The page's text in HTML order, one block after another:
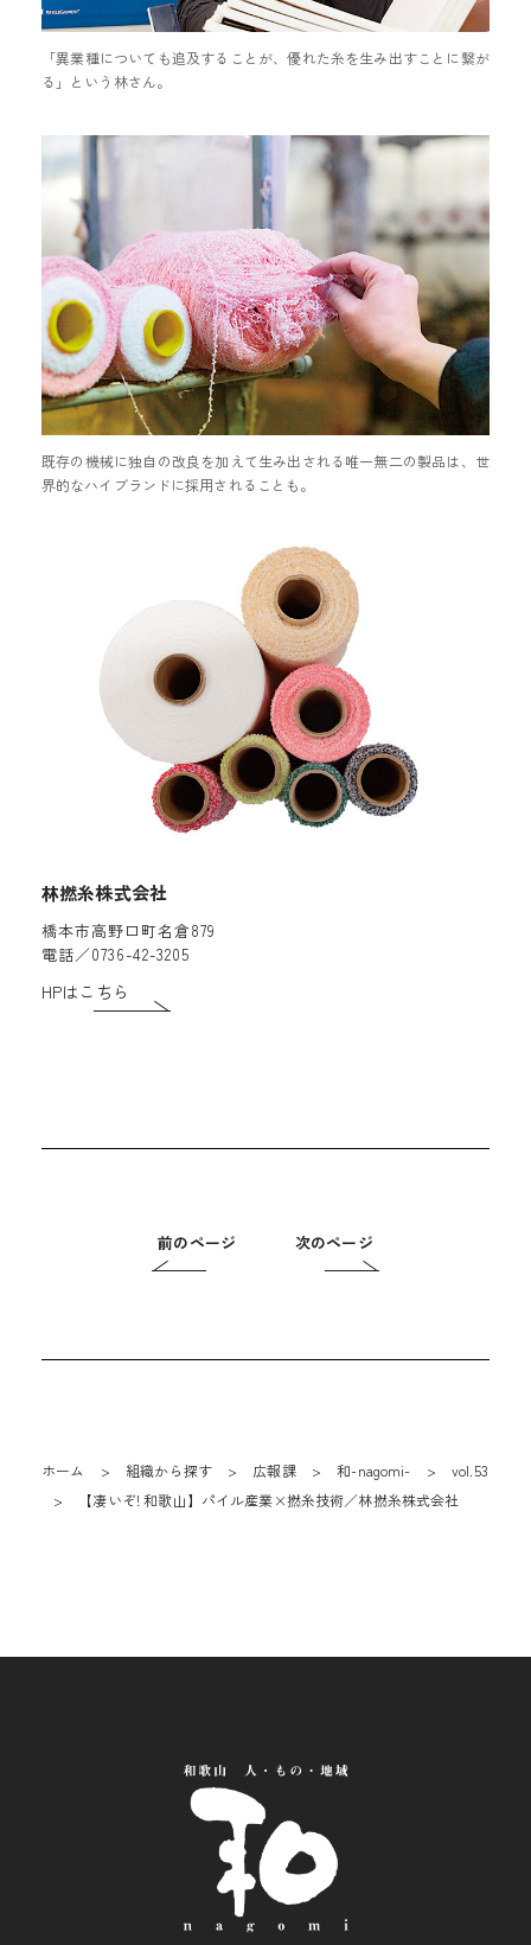
「異業種についても追及することが、優れた糸を生み出すことに繋が
る」という林さん。
既存の機械に独自の改良を加えて生み出される唯一無二の製品は、世
界的なハイブランドに採用されることも。
林撚糸株式会社
橋本市高野口町名倉879
電話／0736-42-3205
HPはこちら
前のページ 次のページ
ホーム 組織から探す 広報課 和-nagomi-
vol.53
【凄いぞ! 和歌山】パイル産業×撚糸技術／林撚糸株式会社